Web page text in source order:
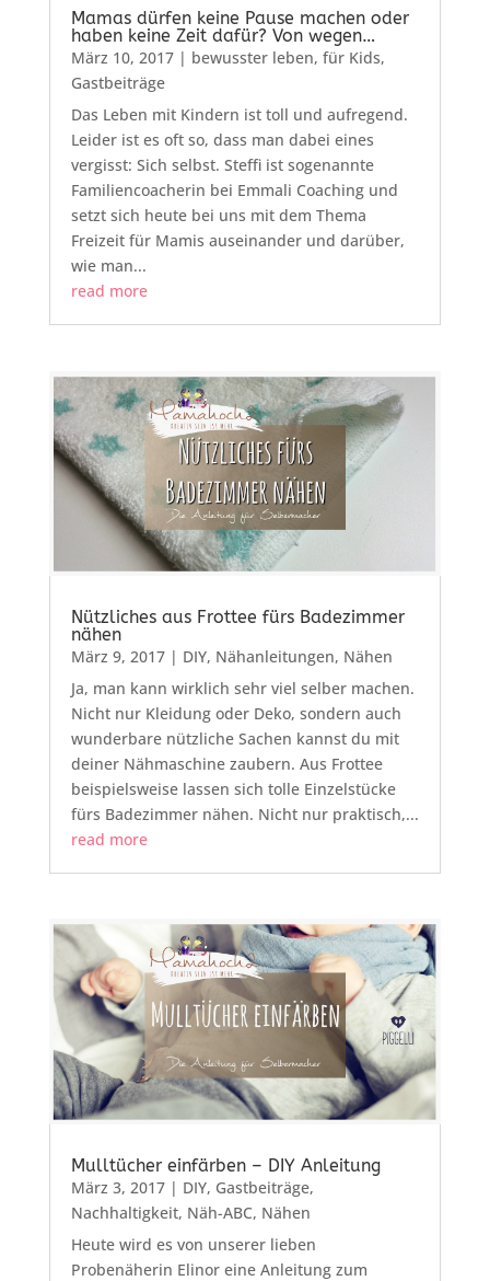
Mamas dürfen keine Pause machen oder
haben keine Zeit dafür? Von wegen…
März 10, 2017| bewusster leben, für Kids,
Gastbeiträge
Das Leben mit Kindern ist toll und aufregend.
Leider ist es oft so, dass man dabei eines
vergisst: Sich selbst. Steffi ist sogenannte
Familiencoacherin bei Emmali Coaching und
setzt sich heute bei uns mit dem Thema
Freizeit für Mamis auseinander und darüber,
wie man...
read more
Nützliches aus Frottee fürs Badezimmer
nähen
März 9, 2017| DIY, Nähanleitungen, Nähen
Ja, man kann wirklich sehr viel selber machen.
Nicht nur Kleidung oder Deko, sondern auch
wunderbare nützliche Sachen kannst du mit
deiner Nähmaschine zaubern. Aus Frottee
beispielsweise lassen sich tolle Einzelstücke
fürs Badezimmer nähen. Nicht nur praktisch,...
read more
Mulltücher einfärben – DIY Anleitung
März 3, 2017| DIY, Gastbeiträge,
Nachhaltigkeit, Näh-ABC, Nähen
Heute wird es von unserer lieben
Probenäherin Elinor eine Anleitung zum